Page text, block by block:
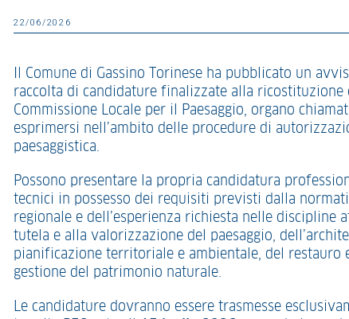
22/06/2026
Il Comune di Gassino Torinese ha pubblicato un
raccolta di candidature finalizzate alla ricostituzione
Commissione Locale per il Paesaggio, organo
esprimersi nell’ambito delle procedure di
paesaggistica.
Possono presentare la propria candidatura
tecnici in possesso dei requisiti previsti dalla
regionale e dell’esperienza richiesta nelle discipline
tutela e alla valorizzazione del paesaggio,
pianificazione territoriale e ambientale, del restauro
gestione del patrimonio naturale.
Le candidature dovranno essere trasmesse